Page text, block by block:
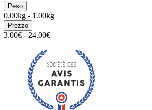
Peso
0.00kg - 1.00kg
Prezzo
3.00€ - 24.00€